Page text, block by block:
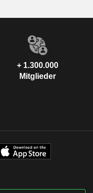
+ 1.300.000
Mitglieder